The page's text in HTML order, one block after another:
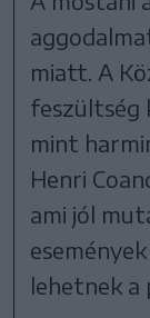
miatt. A
feszültség
mint
Henri
ami jól
lehetnek